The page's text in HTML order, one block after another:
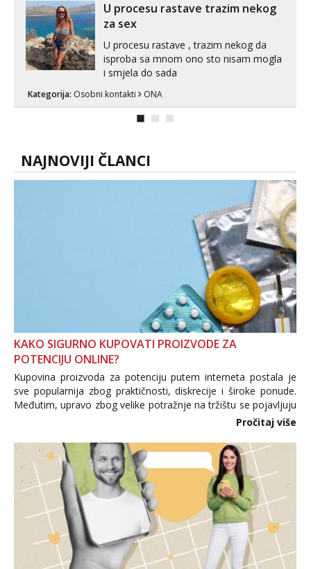
U procesu rastave trazim nekog
za sex
U procesu rastave , trazim nekog da
isproba sa mnom ono sto nisam mogla
i smjela do sada
Kategorija: Osobni kontakti ONA
NAJNOVIJI ČLANCI
KAKO SIGURNO KUPOVATI PROIZVODE ZA
POTENCIJU ONLINE?
Kupovina proizvoda za potenciju putem interneta postala je
sve popularnija zbog praktičnosti, diskrecije i široke ponude.
Međutim, upravo zbog velike potražnje na tržištu se pojavljuju
i brojni krivotvoreni proizvodi, nepouzdane internetske
Pročitaj više